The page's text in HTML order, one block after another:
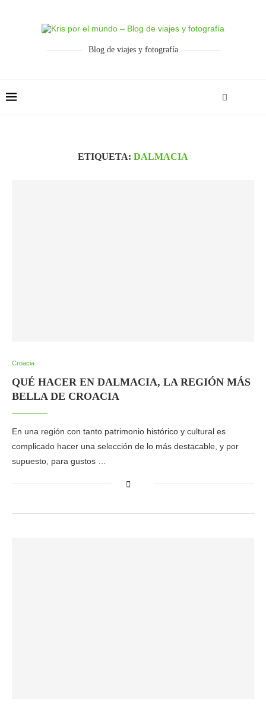
Blog de viajes y fotografía
ETIQUETA: DALMACIA
Croacia
QUÉ HACER EN DALMACIA, LA REGIÓN MÁS
BELLA DE CROACIA
En una región con tanto patrimonio histórico y cultural es
complicado hacer una selección de lo más destacable, y por
supuesto, para gustos …